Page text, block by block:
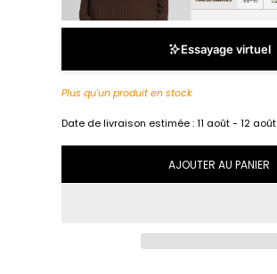
Essayage virtuel
Plus qu'un produit en stock
Date de livraison estimée :11 août - 12 août
AJOUTER AU PANIER